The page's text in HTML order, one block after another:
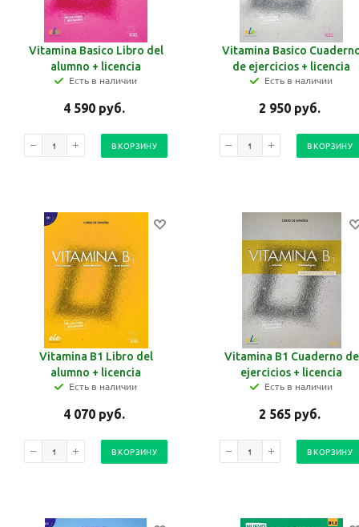
Vitamina Basico Libro del
alumno + licencia
Есть в наличии
4 590 руб.
В КОРЗИНУ
Vitamina Basico
de ejercicios + licencia
Есть в наличии
2 950 руб.
В КОРЗИНУ
Vitamina B1 Libro del
alumno + licencia
Есть в наличии
4 070 руб.
В КОРЗИНУ
Vitamina B1 Cuaderno de
ejercicios + licencia
Есть в наличии
2 565 руб.
В КОРЗИНУ